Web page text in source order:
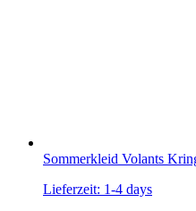
Sommerkleid Volants
Lieferzeit: 1-4 days